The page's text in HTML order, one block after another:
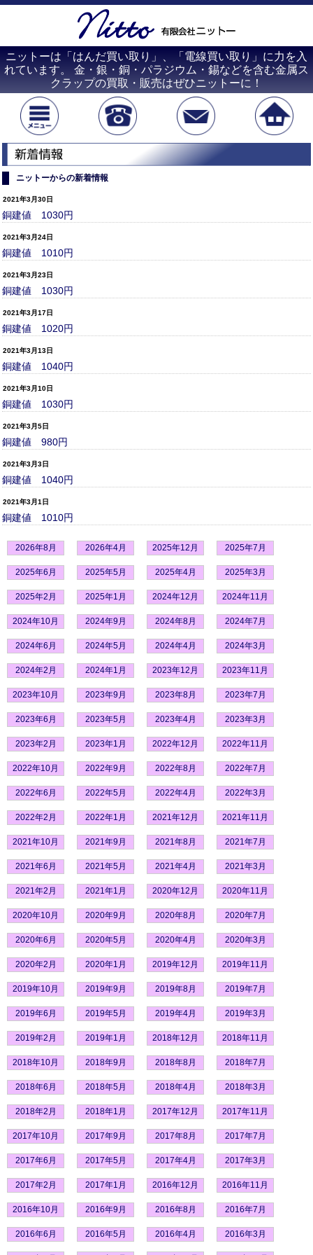
ニットーは「はんだ買い取り」、「電線買い取り」に力を入
れています。 金・銀・銅・パラジウム・錫などを含む金属ス
クラップの買取・販売はぜひニットーに！
ニットーからの新着情報
2021年3月30日
銅建値 1030円
2021年3月24日
銅建値 1010円
2021年3月23日
銅建値 1030円
2021年3月17日
銅建値 1020円
2021年3月13日
銅建値 1040円
2021年3月10日
銅建値 1030円
2021年3月5日
銅建値 980円
2021年3月3日
銅建値 1040円
2021年3月1日
銅建値 1010円
2026年8月 2026年4月 2025年12月 2025年7月
2025年6月 2025年5月 2025年4月 2025年3月
2025年2月 2025年1月 2024年12月 2024年11月
2024年10月 2024年9月 2024年8月 2024年7月
2024年6月 2024年5月 2024年4月 2024年3月
2024年2月 2024年1月 2023年12月 2023年11月
2023年10月 2023年9月 2023年8月 2023年7月
2023年6月 2023年5月 2023年4月 2023年3月
2023年2月 2023年1月 2022年12月 2022年11月
2022年10月 2022年9月 2022年8月 2022年7月
2022年6月 2022年5月 2022年4月 2022年3月
2022年2月 2022年1月 2021年12月 2021年11月
2021年10月 2021年9月 2021年8月 2021年7月
2021年6月 2021年5月 2021年4月 2021年3月
2021年2月 2021年1月 2020年12月 2020年11月
2020年10月 2020年9月 2020年8月 2020年7月
2020年6月 2020年5月 2020年4月 2020年3月
2020年2月 2020年1月 2019年12月 2019年11月
2019年10月 2019年9月 2019年8月 2019年7月
2019年6月 2019年5月 2019年4月 2019年3月
2019年2月 2019年1月 2018年12月 2018年11月
2018年10月 2018年9月 2018年8月 2018年7月
2018年6月 2018年5月 2018年4月 2018年3月
2018年2月 2018年1月 2017年12月 2017年11月
2017年10月 2017年9月 2017年8月 2017年7月
2017年6月 2017年5月 2017年4月 2017年3月
2017年2月 2017年1月 2016年12月 2016年11月
2016年10月 2016年9月 2016年8月 2016年7月
2016年6月 2016年5月 2016年4月 2016年3月